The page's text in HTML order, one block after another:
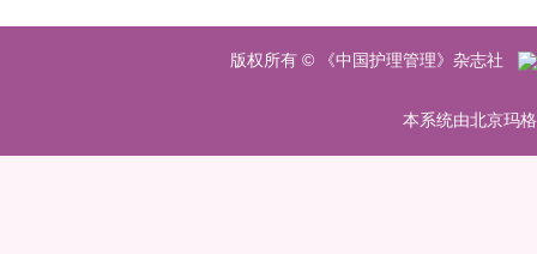
版权所有 © 《中国护理管理》杂志社
本系统由北京玛